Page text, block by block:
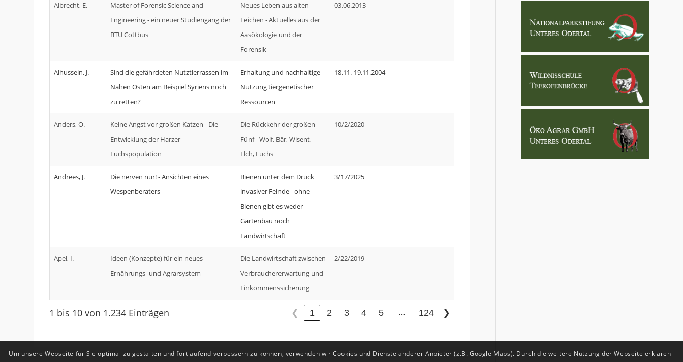
Albrecht, E.
Master of Forensic Science and
Engineering - ein neuer Studiengang der
BTU Cottbus
Neues Leben aus alten
Leichen - Aktuelles aus der
Aasökologie und der
Forensik
03.06.2013
Alhussein, J.
Sind die gefährdeten Nutztierrassen im
Nahen Osten am Beispiel Syriens noch
zu retten?
Erhaltung und nachhaltige
Nutzung tiergenetischer
Ressourcen
18.11.-19.11.2004
Anders, O.
Keine Angst vor großen Katzen - Die
Entwicklung der Harzer
Luchspopulation
Die Rückkehr der großen
Fünf - Wolf, Bär, Wisent,
Elch, Luchs
10/2/2020
Andrees, J.
Die nerven nur! - Ansichten eines
Wespenberaters
Bienen unter dem Druck
invasiver Feinde - ohne
Bienen gibt es weder
Gartenbau noch
Landwirtschaft
3/17/2025
Apel, I.
Ideen (Konzepte) für ein neues
Ernährungs- und Agrarsystem
Die Landwirtschaft zwischen
Verbrauchererwartung und
Einkommenssicherung
2/22/2019
1 bis 10 von 1.234 Einträgen ❮ 1 2 3 4 5 … 124 ❯
Um unsere Webseite für Sie optimal zu gestalten und fortlaufend verbessern zu können, verwenden wir Cookies und Dienste anderer Anbieter (z.B. Google Maps). Durch die weitere Nutzung der Webseite erklären